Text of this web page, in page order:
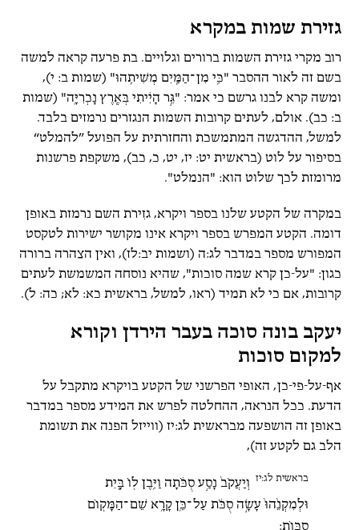
גזירת שמות במקרא
רוב מקרי גזירת השמות ברורים וגלויים. בת פרעה קראה למשה
בשם זה לאור ההסבר "כִּ֥י מִן־הַמַּ֖יִם מְשִׁיתִֽהוּ" (שמות ב: י),
ומשה קרא לבנו גרשם כי אמר: "גֵּ֣ר הָיִ֔יתִי בְּאֶ֖רֶץ נׇכְרִיָּֽה" (שמות
ב: כב). אולם, לעתים קרובות השמות הנגזרים נרמזים בלבד.
למשל, ההדגשה המתמשכת והחזרתית על הפועל ”להמלט“
בסיפור על לוט (בראשית יט: יז, יט, כ, כב), משקפת פרשנות
מרומזת לכך שלוט הוא: "הנמלט".
במקרה של הקטע שלנו בספר ויקרא, גזִירת השם נרמזת באופן
דומה. הקטע המפרש בספר ויקרא אינו מקושר ישירות לטקסט
המפורש מספר במדבר לג:ה (ושמות יב:לז), ואין הצהרה ברורה
כגון: "על-כן קרא שמה סוכות", שהיא נוסחה המשמשת לעתים
קרובות, אם כי לא תמיד (ראו, למשל, בראשית כא: לא; כה: ל).
יעקב בונה סוכה בעבר הירדן וקורא
למקום סוכות
אף-על-פי-כן, האופי הפרשני של הקטע בויקרא מתקבל על
הדעת. ככל הנראה, ההחלטה לפרש את המידע מספר במדבר
באופן זה הושפעה מבראשית לג:יז (ווייזל הפנה את תשומת
הלב גם לקטע זה),
בראשית לג:יז וְיַעֲקֹב֙ נָסַ֣ע סֻכֹּ֔תָה וַיִּ֥בֶן ל֖וֹ בָּ֑יִת
וּלְמִקְנֵ֙הוּ֙ עָשָׂ֣ה סֻכֹּ֔ת עַל־כֵּ֛ן קָרָ֥א שֵׁם־הַמָּק֖וֹם
סֻכּֽוֹת: